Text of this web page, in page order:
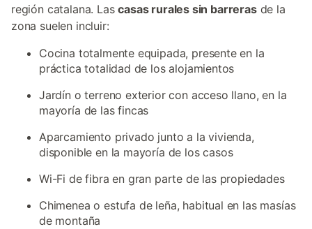
región catalana. Lascasas rurales sin barrerasde la
zona suelen incluir:
Cocina totalmente equipada, presente en la
práctica totalidad de los alojamientos
Jardín o terreno exterior con acceso llano, en la
mayoría de las fincas
Aparcamiento privado junto a la vivienda,
disponible en la mayoría de los casos
Wi-Fi de fibra en gran parte de las propiedades
Chimenea o estufa de leña, habitual en las masías
de montaña